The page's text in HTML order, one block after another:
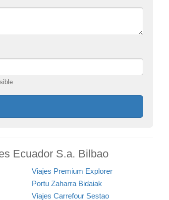
Ecuador S.a. Bilbao
Viajes Premium Explorer
Portu Zaharra Bidaiak
Viajes Carrefour Sestao